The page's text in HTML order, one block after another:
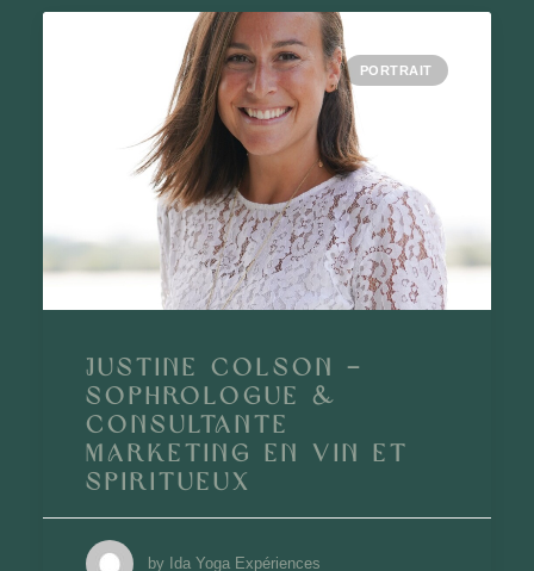
PORTRAIT
Justine Colson –
Sophrologue &
Consultante
marketing en vin et
spiritueux
by Ida Yoga Expériences